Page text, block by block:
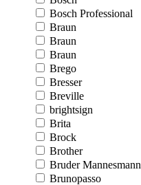
Bosch Professional
Braun
Braun
Braun
Brego
Bresser
Breville
brightsign
Brita
Brock
Brother
Bruder Mannesmann
Brunopasso